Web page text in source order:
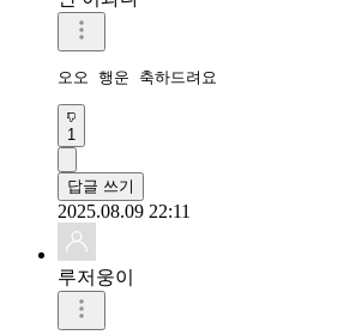
오오 행운 축하드려요
1
답글 쓰기
2025.08.09 22:11
루저웅이